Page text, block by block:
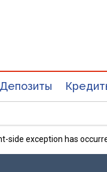
Депозиты
side exception has